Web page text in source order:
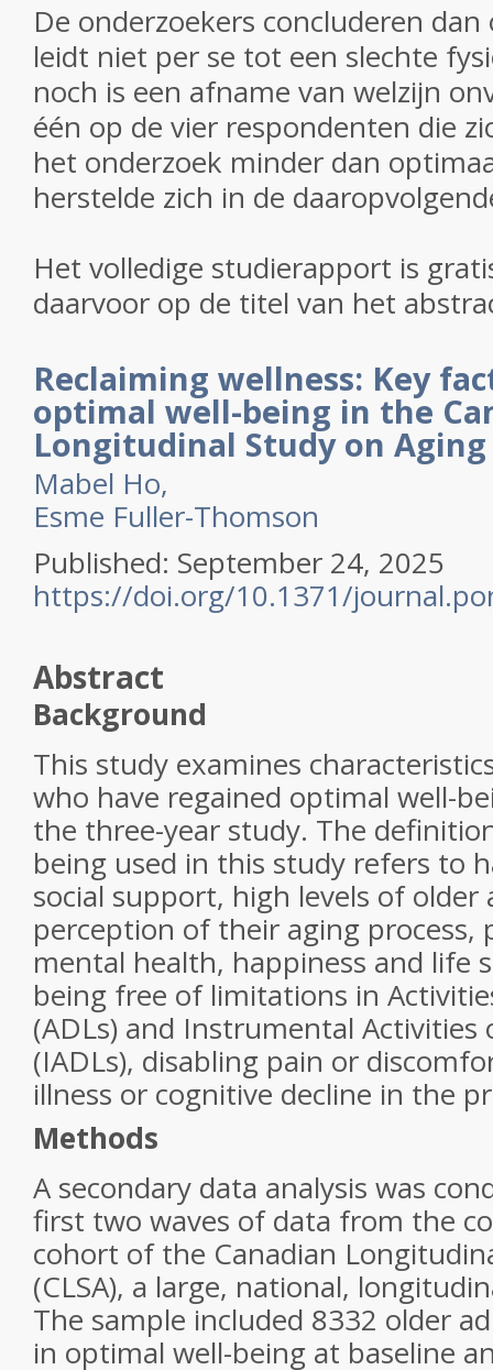
De onderzoekers concluderen
leidt niet per se tot een slechte
noch is een afname van welzijn
één op de vier respondenten die
het onderzoek minder dan
herstelde zich in de
Het volledige studierapport is
daarvoor op de titel van het
Reclaiming wellness: Key
optimal well-being in the
Longitudinal Study on Aging
Mabel Ho,
Esme Fuller-Thomson
Published: September 24, 2025
https://doi.org/10.1371/
Abstract
Background
This study examines
who have regained optimal well-
the three-year study. The
being used in this study refers to
social support, high levels of older
perception of their aging process,
mental health, happiness and life
being free of limitations in
(ADLs) and Instrumental Activities
(IADLs), disabling pain or
illness or cognitive decline in the
Methods
A secondary data analysis was
first two waves of data from the
cohort of the Canadian
(CLSA), a large, national,
The sample included 8332 older
in optimal well-being at baseline